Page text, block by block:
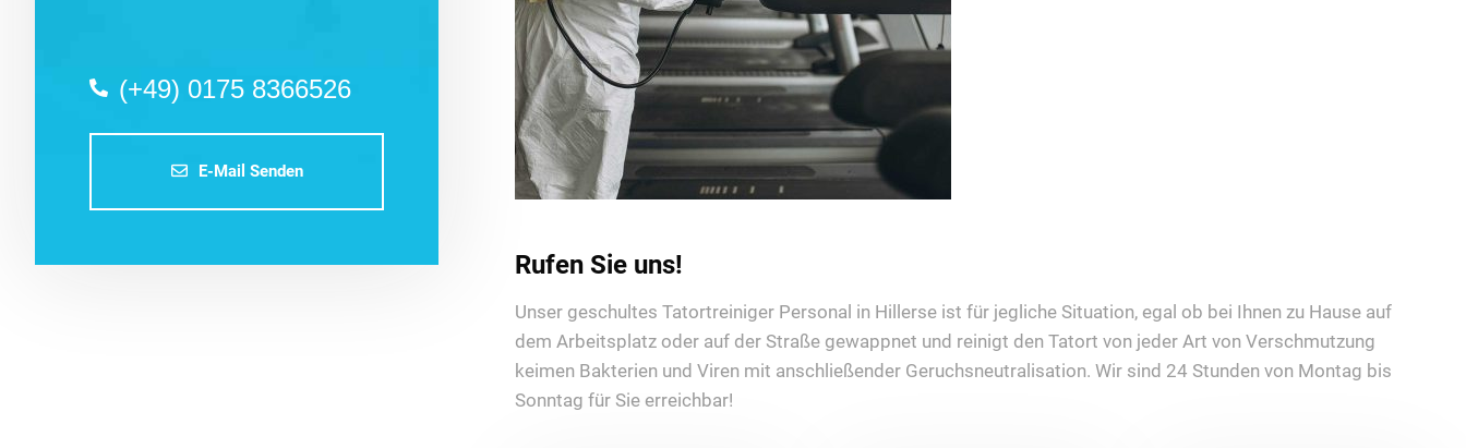
(+49) 0175 8366526
E-Mail Senden
Rufen Sie uns!
Unser geschultes Tatortreiniger Personal in Hillerse ist für jegliche Situation, egal ob bei Ihnen zu Hause auf
dem Arbeitsplatz oder auf der Straße gewappnet und reinigt den Tatort von jeder Art von Verschmutzung
keimen Bakterien und Viren mit anschließender Geruchsneutralisation. Wir sind 24 Stunden von Montag bis
Sonntag für Sie erreichbar!